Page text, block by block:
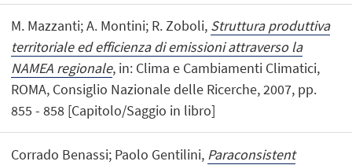
M. Mazzanti; A. Montini; R. Zoboli, Struttura produttiva
territoriale ed efficienza di emissioni attraverso la
NAMEA regionale, in: Clima e Cambiamenti Climatici,
ROMA, Consiglio Nazionale delle Ricerche, 2007, pp.
855 - 858 [Capitolo/Saggio in libro]
Corrado Benassi; Paolo Gentilini, Paraconsistent